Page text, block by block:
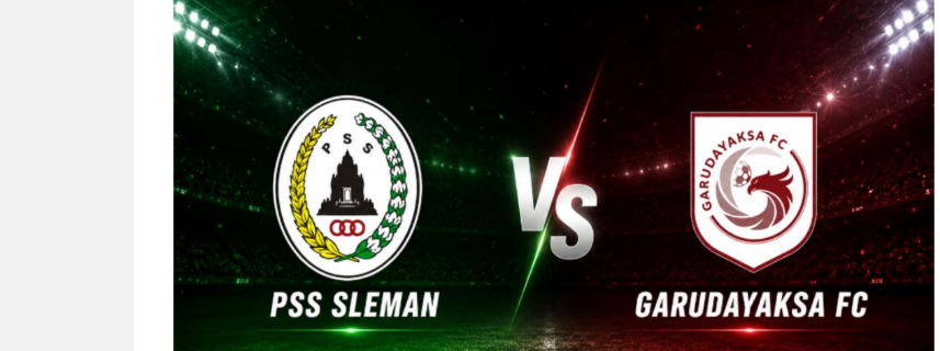
Rekor Indonesia vs
Singapura: Garuda Lebih
Dominan Jelang ASEAN
Hyundai Cup 2026
Duel Hidup Mati di ASEAN
Hyundai Cup 2026,garuda-
wajib-bangkit!
Manfaat Luar Biasa Minum
Teh Serai Pagi Hari